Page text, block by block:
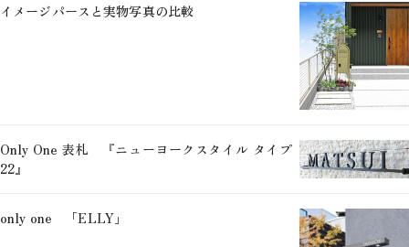
イメージパースと実物写真の比較
Only One 表札 『ニューヨークスタイル タイプ
22』
only one 「ELLY」